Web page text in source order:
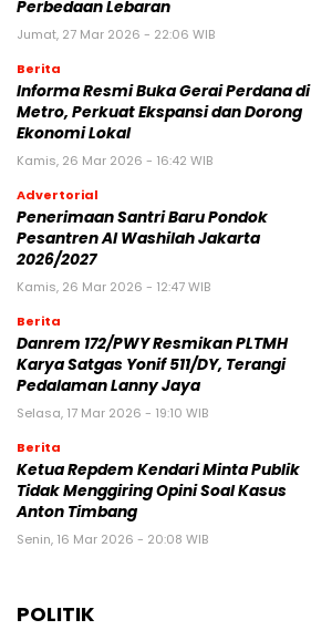
Perbedaan Lebaran
Jumat, 27 Mar 2026 - 22:06 WIB
Berita
Informa Resmi Buka Gerai Perdana di
Metro, Perkuat Ekspansi dan Dorong
Ekonomi Lokal
Kamis, 26 Mar 2026 - 16:42 WIB
Advertorial
Penerimaan Santri Baru Pondok
Pesantren Al Washilah Jakarta
2026/2027
Kamis, 26 Mar 2026 - 12:47 WIB
Berita
Danrem 172/PWY Resmikan PLTMH
Karya Satgas Yonif 511/DY, Terangi
Pedalaman Lanny Jaya
Selasa, 17 Mar 2026 - 19:10 WIB
Berita
Ketua Repdem Kendari Minta Publik
Tidak Menggiring Opini Soal Kasus
Anton Timbang
Senin, 16 Mar 2026 - 20:08 WIB
POLITIK